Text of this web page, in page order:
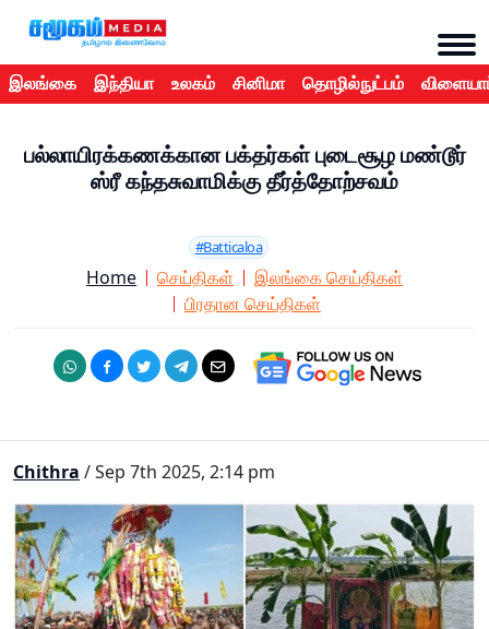
இலங்கை இந்தியா உலகம் சினிமா தொழில்நுட்பம்
பல்லாயிரக்கணக்கான பக்தர்கள் புடைசூழ மண்டூர்
ஸ்ரீ கந்தசுவாமிக்கு தீர்த்தோற்சவம்
#Batticaloa
Home செய்திகள்
இலங்கை செய்திகள்
பிரதான செய்திகள்
Chithra / Sep 7th 2025, 2:14 pm